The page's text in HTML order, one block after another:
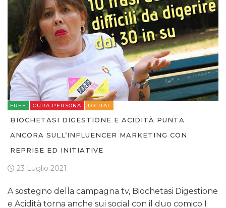
FREE CURA PERSONA DIGITAL
BIOCHETASI DIGESTIONE E ACIDITÀ PUNTA
ANCORA SULL’INFLUENCER MARKETING CON
REPRISE ED INITIATIVE
23 Luglio 2021
A sostegno della campagna tv, Biochetasi Digestione
e Acidità torna anche sui social con il duo comico I